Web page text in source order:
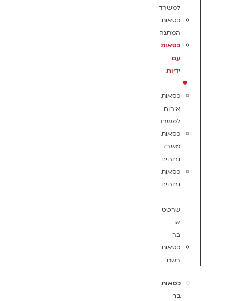
למשרד
כסאות
המתנה
כסאות
עם
ידיות
כסאות
אירוח
למשרד
כסאות
משרד
גבוהים
כסאות
גבוהים
–
שרטט
או
בר
כסאות
רשת
כסאות
בר